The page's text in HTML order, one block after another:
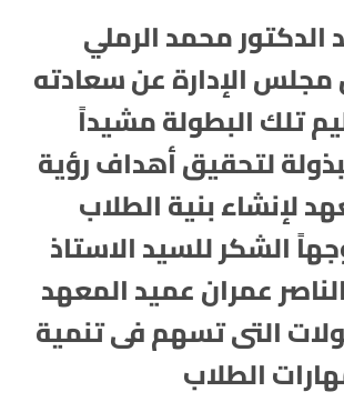
محمد الرملي
الإدارة عن سعادته
تلك البطولة مشيداً
لتحقيق أهداف رؤية
لإنشاء بنية الطلاب
الشكر للسيد الاستاذ
عمران عميد المعهد
التى تسهم فى تنمية
الطلاب